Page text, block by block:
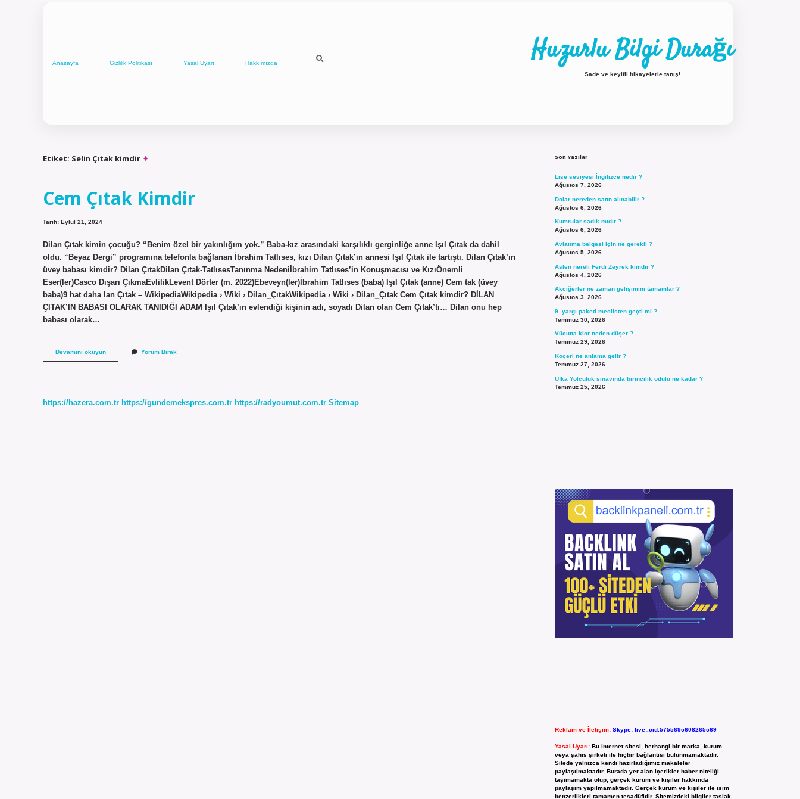
Anasayfa Gizlilik Politikası Yasal Uyarı Hakkımızda Huzurlu Bilgi Durağı
Sade ve keyifli hikayelerle tanış!
Etiket: Selin Çıtak kimdir
Cem Çıtak Kimdir
Tarih: Eylül 21, 2024
Dilan Çıtak kimin çocuğu? “Benim özel bir yakınlığım yok.” Baba-kız arasındaki karşılıklı gerginliğe anne Işıl Çıtak da dahil
oldu. “Beyaz Dergi” programına telefonla bağlanan İbrahim Tatlıses, kızı Dilan Çıtak’ın annesi Işıl Çıtak ile tartıştı. Dilan Çıtak’ın
üvey babası kimdir? Dilan ÇıtakDilan Çıtak-TatlısesTanınma Nedeniİbrahim Tatlıses’in Konuşmacısı ve KızıÖnemli
Eser(ler)Casco Dışarı ÇıkmaEvlilikLevent Dörter (m. 2022)Ebeveyn(ler)İbrahim Tatlıses (baba) Işıl Çıtak (anne) Cem tak (üvey
baba)9 hat daha lan Çıtak – WikipediaWikipedia › Wiki › Dilan_ÇıtakWikipedia › Wiki › Dilan_Çıtak Cem Çıtak kimdir? DİLAN
ÇITAK’IN BABASI OLARAK TANIDIĞI ADAM Işıl Çıtak’ın evlendiği kişinin adı, soyadı Dilan olan Cem Çıtak’tı… Dilan onu hep
babası olarak…
Devamını okuyunCem
Çıtak
Yorum Bırak
https://hazera.com.tr https://gundemekspres.com.tr https://radyoumut.com.tr Sitemap
Son Yazılar
Lise seviyesi İngilizce nedir ?
Ağustos 7, 2026
Dolar nereden satın alınabilir ?
Ağustos 6, 2026
Kumrular sadık mıdır ?
Ağustos 6, 2026
Avlanma belgesi için ne gerekli ?
Ağustos 5, 2026
Aslen nereli Ferdi Zeyrek kimdir ?
Ağustos 4, 2026
Akciğerler ne zaman gelişimini tamamlar ?
Ağustos 3, 2026
9. yargı paketi meclisten geçti mi ?
Temmuz 30, 2026
Vücutta klor neden düşer ?
Temmuz 29, 2026
Koçeri ne anlama gelir ?
Temmuz 27, 2026
Ufka Yolculuk sınavında birincilik ödülü ne kadar ?
Temmuz 25, 2026
Reklam ve İletişim: Skype: live:.cid.575569c608265c69
Yasal Uyarı: Bu internet sitesi, herhangi bir marka, kurum
veya şahıs şirketi ile hiçbir bağlantısı bulunmamaktadır.
Sitede yalnızca kendi hazırladığımız makaleler
paylaşılmaktadır. Burada yer alan içerikler haber niteliği
taşımamakta olup, gerçek kurum ve kişiler hakkında
paylaşım yapılmamaktadır. Gerçek kurum ve kişiler ile isim
benzerlikleri tamamen tesadüfidir. Sitemizdeki bilgiler taslak